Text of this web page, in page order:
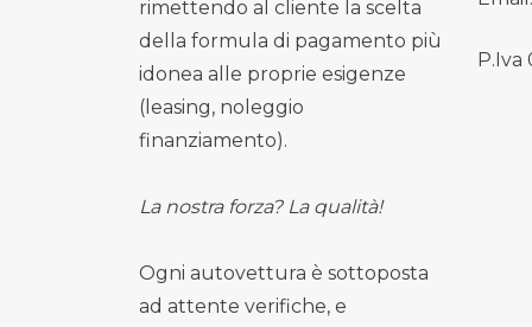
rimettendo al cliente la scelta
della formula di pagamento più
idonea alle proprie esigenze
(leasing, noleggio
finanziamento).
La nostra forza? La qualità!
Ogni autovettura è sottoposta
ad attente verifiche, e
P.Iva